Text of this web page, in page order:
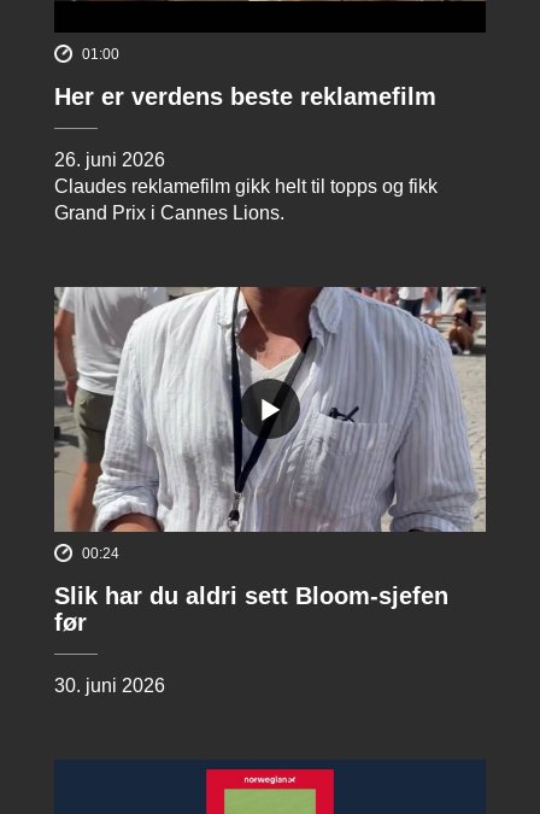
01:00
Her er verdens beste reklamefilm
26. juni 2026
Claudes reklamefilm gikk helt til topps og fikk
Grand Prix i Cannes Lions.
00:24
Slik har du aldri sett Bloom-sjefen
før
30. juni 2026